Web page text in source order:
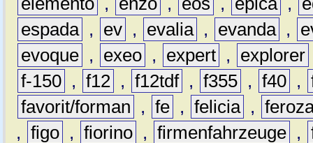
espada , ev , evalia , evanda ,
evoque , exeo , expert , explorer
f-150 , f12 , f12tdf , f355 , f40 ,
favorit/forman
, fe , felicia ,
, figo , fiorino , firmenfahrzeuge ,